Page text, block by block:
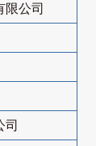
限公司
司